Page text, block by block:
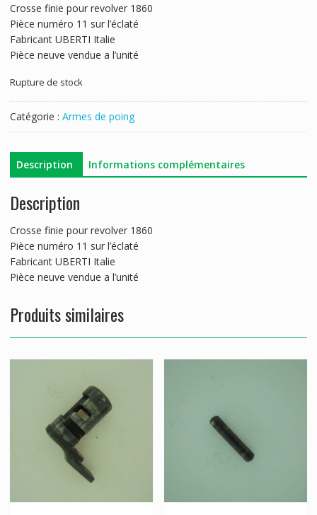
Crosse finie pour revolver 1860
Pièce numéro 11 sur l’éclaté
Fabricant UBERTI Italie
Pièce neuve vendue a l’unité
Rupture de stock
Catégorie : Armes de poing
Description Informations complémentaires
Description
Crosse finie pour revolver 1860
Pièce numéro 11 sur l’éclaté
Fabricant UBERTI Italie
Pièce neuve vendue a l’unité
Produits similaires